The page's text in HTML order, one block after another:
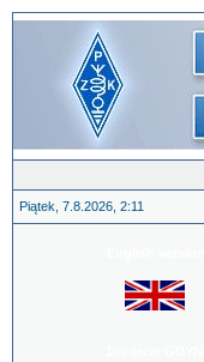
Piątek, 7.8.2026, 2:11